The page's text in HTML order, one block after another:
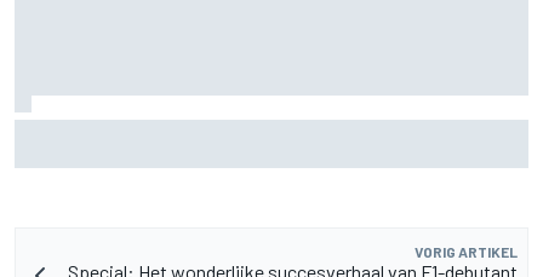
VORIG ARTIKEL
Special: Het wonderlijke succesverhaal van F1-debutant